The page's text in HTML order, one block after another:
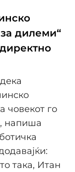
дилеми“
човекот го
напиша
така, Итан